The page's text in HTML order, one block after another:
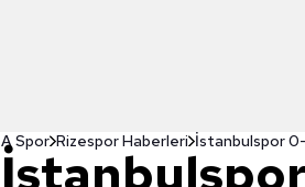
A Spor Rizespor Haberleri İstanbulspor